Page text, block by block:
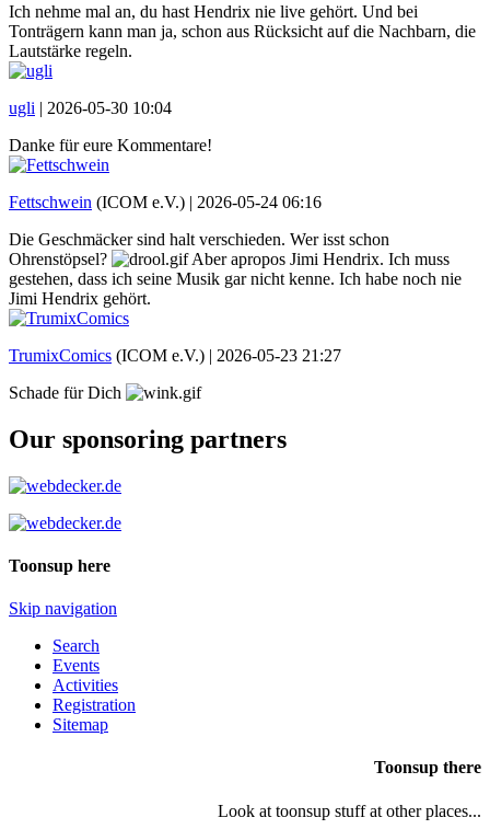
Ich nehme mal an, du hast Hendrix nie live gehört. Und bei
Tonträgern kann man ja, schon aus Rücksicht auf die Nachbarn, die
Lautstärke regeln.
ugli | 2026-05-30 10:04
Danke für eure Kommentare!
Fettschwein (ICOM e.V.) | 2026-05-24 06:16
Die Geschmäcker sind halt verschieden. Wer isst schon
Ohrenstöpsel?
Aber apropos Jimi Hendrix. Ich muss
gestehen, dass ich seine Musik gar nicht kenne. Ich habe noch nie
Jimi Hendrix gehört.
TrumixComics (ICOM e.V.) | 2026-05-23 21:27
Schade für Dich
Our sponsoring partners
Toonsup here
Skip navigation
Search
Events
Activities
Registration
Sitemap
Toonsup there
Look at toonsup stuff at other places...